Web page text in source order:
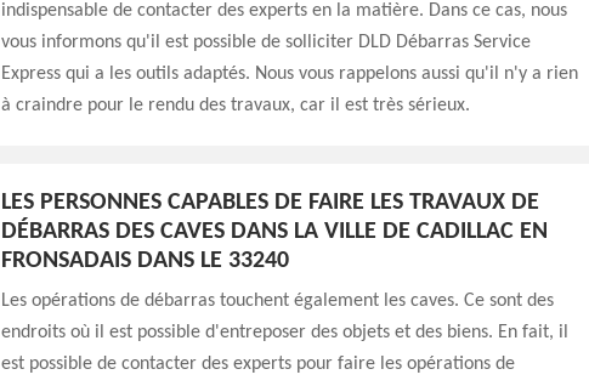
indispensable de contacter des experts en la matière. Dans ce cas, nous
vous informons qu'il est possible de solliciter DLD Débarras Service
Express qui a les outils adaptés. Nous vous rappelons aussi qu'il n'y a rien
à craindre pour le rendu des travaux, car il est très sérieux.
LES PERSONNES CAPABLES DE FAIRE LES TRAVAUX DE
DÉBARRAS DES CAVES DANS LA VILLE DE CADILLAC EN
FRONSADAIS DANS LE 33240
Les opérations de débarras touchent également les caves. Ce sont des
endroits où il est possible d'entreposer des objets et des biens. En fait, il
est possible de contacter des experts pour faire les opérations de